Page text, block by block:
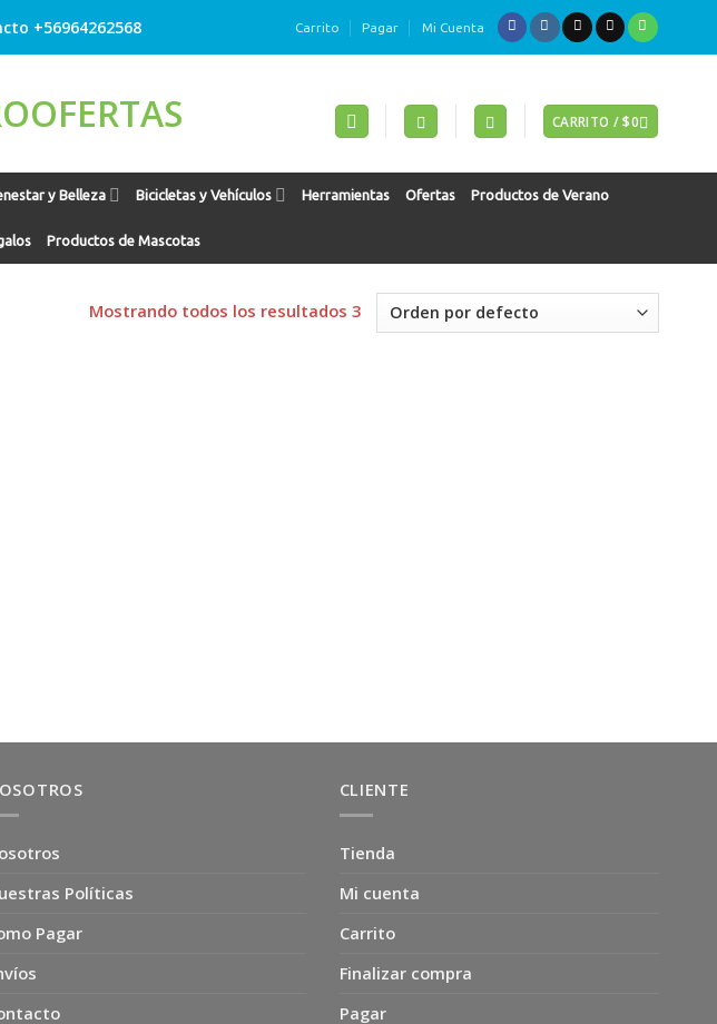
+56964262568 Carrito Pagar Mi Cuenta
CARRITO /$0
y Belleza Bicicletas y Vehículos Herramientas Ofertas Productos de Verano
Productos de Mascotas
Mostrando todos los resultados 3
Políticas
Pagar
CLIENTE
Tienda
Mi cuenta
Carrito
Finalizar compra
Pagar